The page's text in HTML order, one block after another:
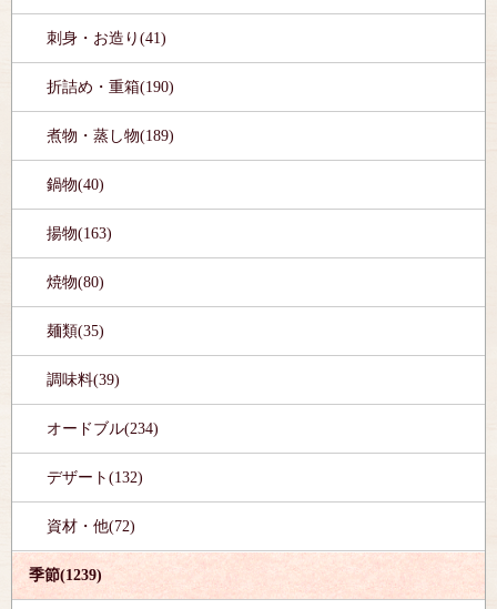
刺身・お造り(41)
折詰め・重箱(190)
煮物・蒸し物(189)
鍋物(40)
揚物(163)
焼物(80)
麺類(35)
調味料(39)
オードブル(234)
デザート(132)
資材・他(72)
季節(1239)